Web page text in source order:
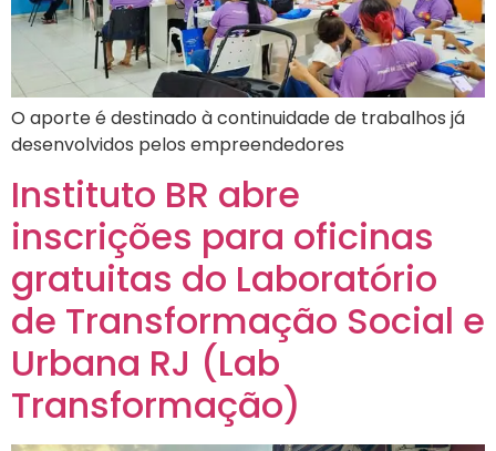
O aporte é destinado à continuidade de trabalhos já
desenvolvidos pelos empreendedores
Instituto BR abre
inscrições para oficinas
gratuitas do Laboratório
de Transformação Social e
Urbana RJ (Lab
Transformação)